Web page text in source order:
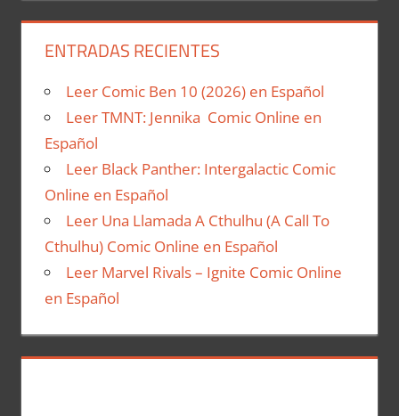
ENTRADAS RECIENTES
Leer Comic Ben 10 (2026) en Español
Leer TMNT: Jennika Comic Online en
Español
Leer Black Panther: Intergalactic Comic
Online en Español
Leer Una Llamada A Cthulhu (A Call To
Cthulhu) Comic Online en Español
Leer Marvel Rivals – Ignite Comic Online
en Español